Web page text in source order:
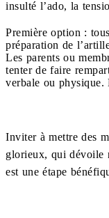
insulté l’ado, la
Première option :
préparation de
Les parents ou
tenter de faire
verbale ou physique.
Inviter à mettre des
glorieux, qui dévoile
est une étape